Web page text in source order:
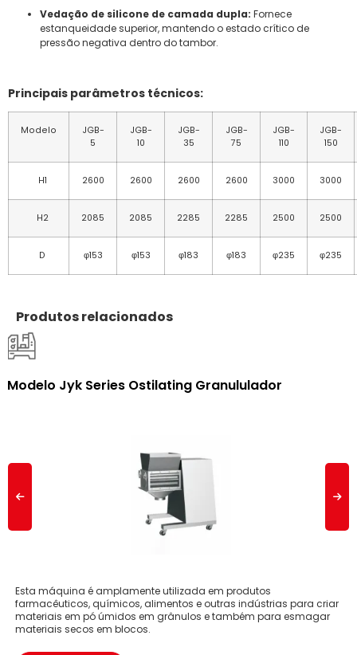
Vedação de silicone de camada dupla: Fornece
estanqueidade superior, mantendo o estado crítico de
pressão negativa dentro do tambor.
Principais parâmetros técnicos:
Modelo
JGB-
5
JGB-
10
JGB-
35
JGB-
75
JGB-
110
JGB-
150
H1 2600 2600 2600 2600 3000 3000
H2 2085 2085 2285 2285 2500 2500
D φ153 φ153 φ183 φ183 φ235 φ235
Produtos relacionados
Modelo Jyk Series Ostilating Granululador
Esta máquina é amplamente utilizada em produtos
farmacêuticos, químicos, alimentos e outras indústrias para criar
materiais em pó úmidos em grânulos e também para esmagar
materiais secos em blocos.